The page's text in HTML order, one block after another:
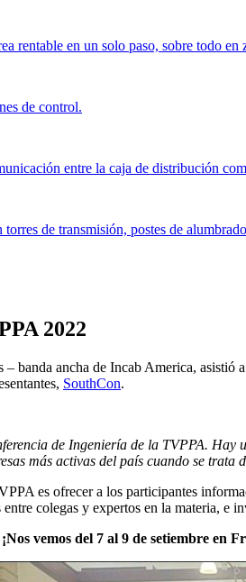
rentable en un solo paso, sobre todo
de control.
entre la caja de distribución
de transmisión, postes de
2022
– banda ancha de Incab America,
SouthCon.
de Ingeniería de la TVPPA. Hay
más activas del país cuando se
es ofrecer a los participantes
colegas y expertos en la materia, e
¡Nos vemos del 7 al 9 de setiembre en